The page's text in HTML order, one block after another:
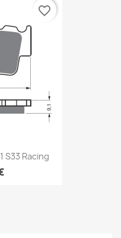
S33 Racing
favorite_border